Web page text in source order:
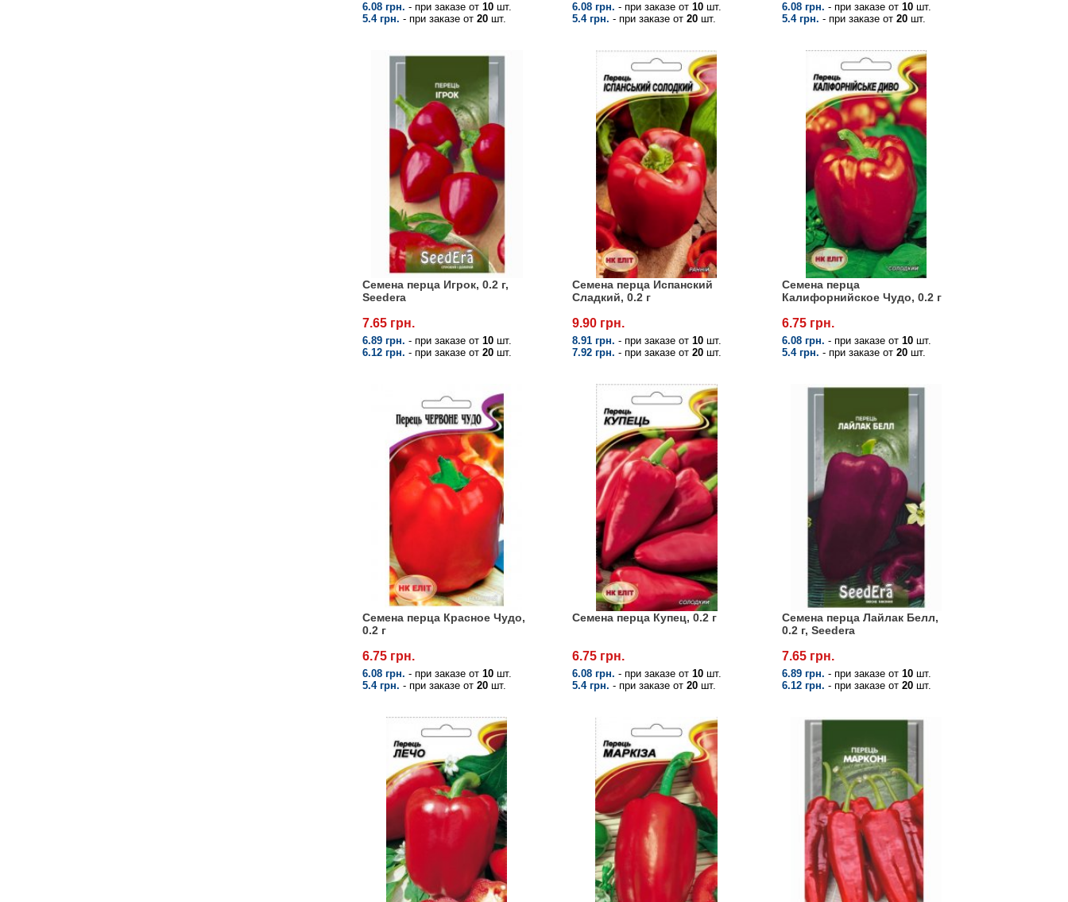
6.08 грн. - при заказе от 10 шт.
5.4 грн. - при заказе от 20 шт.
6.08 грн. - при заказе от 10шт.
5.4 грн. - при заказе от 20шт.
6.08 грн. - при заказе от 10шт.
5.4 грн. - при заказе от 20шт.
Семена перца Игрок, 0.2 г,
Seedera
7.65 грн.
6.89 грн. - при заказе от 10 шт.
6.12 грн. - при заказе от 20 шт.
Семена перца Испанский
Сладкий, 0.2 г
9.90 грн.
8.91 грн. - при заказе от 10шт.
7.92 грн. - при заказе от 20шт.
Семена перца
Калифорнийское Чудо, 0.2 г
6.75 грн.
6.08 грн. - при заказе от 10шт.
5.4 грн. - при заказе от 20шт.
Семена перца Красное Чудо,
0.2 г
6.75 грн.
6.08 грн. - при заказе от 10 шт.
5.4 грн. - при заказе от 20 шт.
Семена перца Купец, 0.2 г
6.75 грн.
6.08 грн. - при заказе от 10шт.
5.4 грн. - при заказе от 20шт.
Семена перца Лайлак Белл,
0.2 г, Seedera
7.65 грн.
6.89 грн. - при заказе от 10шт.
6.12 грн. - при заказе от 20шт.